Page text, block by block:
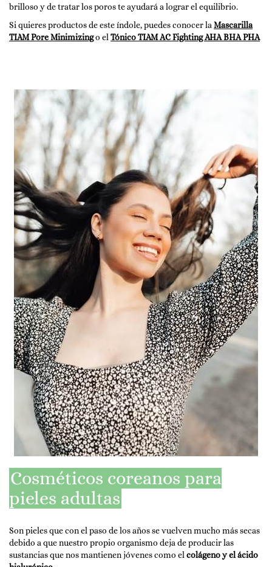
brilloso y de tratar los poros te ayudará a lograr el equilibrio.
Si quieres productos de este índole, puedes conocer la Mascarilla
TIAM Pore Minimizingo el Tónico TIAM AC Fighting AHA BHA PHA
Cosméticos coreanos para
pieles adultas
Son pieles que con el paso de los años se vuelven mucho más secas
debido a que nuestro propio organismo deja de producir las
sustancias que nos mantienen jóvenes como el colágeno y el ácido